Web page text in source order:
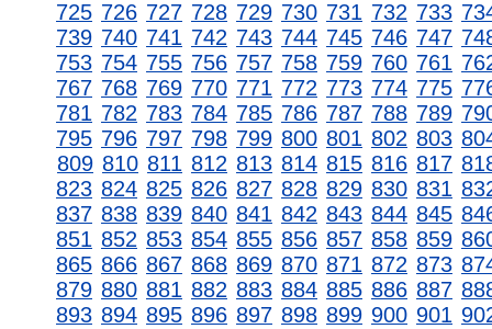
725 726 727 728 729 730 731 732 733
739 740 741 742 743 744 745 746 747
753 754 755 756 757 758 759 760 761
767 768 769 770 771 772 773 774 775
781 782 783 784 785 786 787 788 789
795 796 797 798 799 800 801 802 803
809 810 811 812 813 814 815 816 817
823 824 825 826 827 828 829 830 831
837 838 839 840 841 842 843 844 845
851 852 853 854 855 856 857 858 859
865 866 867 868 869 870 871 872 873
879 880 881 882 883 884 885 886 887
893 894 895 896 897 898 899 900 901